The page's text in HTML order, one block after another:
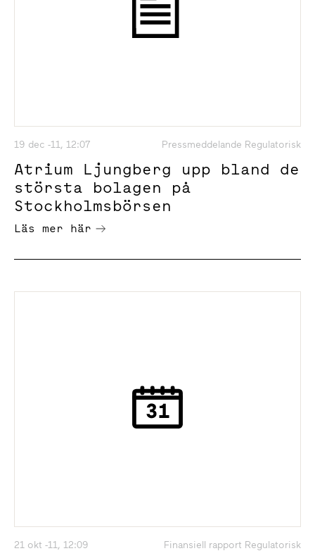
19 dec -11, 12:07 Pressmeddelande Regulatorisk
Atrium Ljungberg upp bland de
största bolagen på
Stockholmsbörsen
Läs mer här
21 okt -11, 12:09 Finansiell rapport Regulatorisk